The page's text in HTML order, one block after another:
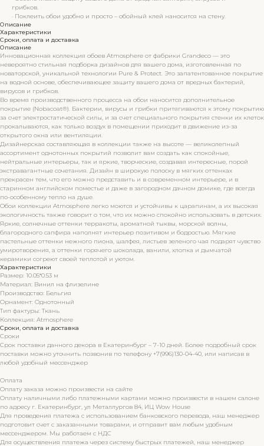
грибков.
· Поклеить обои удобно и просто – обойный клей наносится на стену.
Описание
Характеристики
Сроки, оплата и доставка
Описание
Инновационная коллекция обоев Atmosphere от фабрики Grandeco — это
невероятно стильная подборка дизайнов для вашего дома, изготовленная по
новаторской, уникальной технологии Pure & Protect. Это запатентованное покрытие
на водной основе, обеспечивающее защиту вашего дома от вредных бактерий,
вирусов и грибков.
Во время производственного процесса на обои наносится дополнительное
покрытие (Nobacoat®). Бактерии, вирусы и грибки притягиваются к этому покрытию
за счет электростатической силы, и за счет специального покрытия стенки их клеток
прокалываются, как только воздух в помещении приходит в движение из-за
открытого окна или вентиляции.
Дизайнерская составляющая в коллекции также на высоте — великолепный
ассортимент однотонных покрытий позволит вам создать как спокойные,
нейтральные интерьеры, так и яркие, творческие, создавая интересные, порой
экстравагантные сочетания. Дизайн в широкую полоску в мягких оттенках
прекрасен тем, что его можно представить и в современном интерьере, и в
старинном английском поместье и даже в загородном дачном домике, где всегда
по-особенному тепло на душе.
Обои коллекции Atmosphere легко моются и устойчивы к царапинам, а их высокая
экологичность также говорит о том, что их можно спокойно использовать в детских.
Яркие, солнечные оттенки терракоты, ароматной тыквы, морской волны,
благородного сапфира наполнят интерьер позитивом и бодростью. Мягкие
пастельные оттенки нежного пиона, шалфея, листьев зеленого чая подарят чувство
умиротворения, а оттенки горячего шоколада, ванили, хлопка и дымчатой
керамики согреют своей теплотой и уютом.
Характеристики
Размер: 10.05*0.53 м
Материал: Винил на флизелине
Производство: Бельгия
Орнамент: Однотонный
Тип фактуры: Ткань
Коллекция: Atmosphere
Сроки, оплата и доставка
Сроки
Срок поставки данного декора в Екатеринбург – 7-10 дней. Более подробный срок
поставки можно уточнить позвонив по телефону +7(996)130-04-40, или написав в
любой удобный мессенджер
Оплата
Оплату заказа можно произвести на сайте
Оплату наличными либо платежными картами можно произвести в нашем салоне
по адресу г. Екатеринбург, ул Металлургов 84, ИЦ Wow House
Для проведения платежа с использованием банковского перевода, наш менеджер
подготовит счет с заказанными товарами, и отправит вам любым удобным
мессенджером. Мы работаем с НДС
Для осуществления платежа через систему быстрых платежей, наш менеджер